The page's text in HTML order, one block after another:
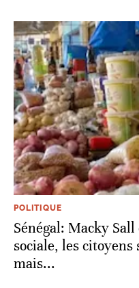
POLITIQUE
Sénégal: Macky
sociale, les
mais...